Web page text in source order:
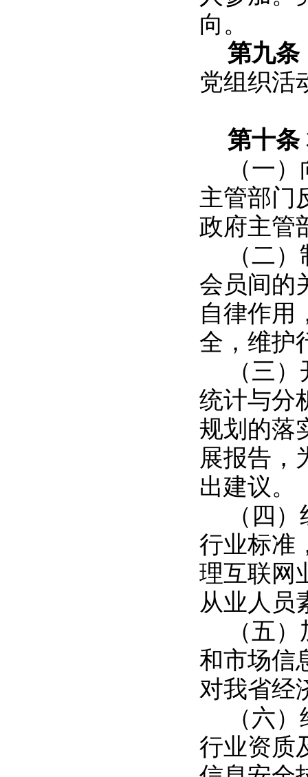
向。
第九条
党组织活
第十条
（一
主管部门
政府主管
（二
会员间的
自律作用
全，维护
（三
统计与分
规划的落
展报告，
出建议。
（四
行业标准
理互联网
从业人员
（五
和市场信
对我省经
（六
行业资质